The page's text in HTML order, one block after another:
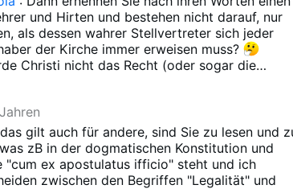
sehr vielen Punkten kein Legitimität mehr -
legaler Papst und kann nur von Gott zur
- von der kanonischen Möglichkeit einer
im Papstamt einmal abgesehen.
und Hirten und bestehen nicht darauf, nur
als dessen wahrer Stellvertreter sich jeder
der Kirche immer erweisen muss?
Christi nicht das Recht (oder sogar die
Vorbedingungen wahrer Amtsinhabe oder
Christi hinzuweisen?
gilt auch für andere, sind Sie zu lesen und
zB in der dogmatischen Konstitution und
"cum ex apostulatus ifficio" steht und ich
zwischen den Begriffen "Legalität" und